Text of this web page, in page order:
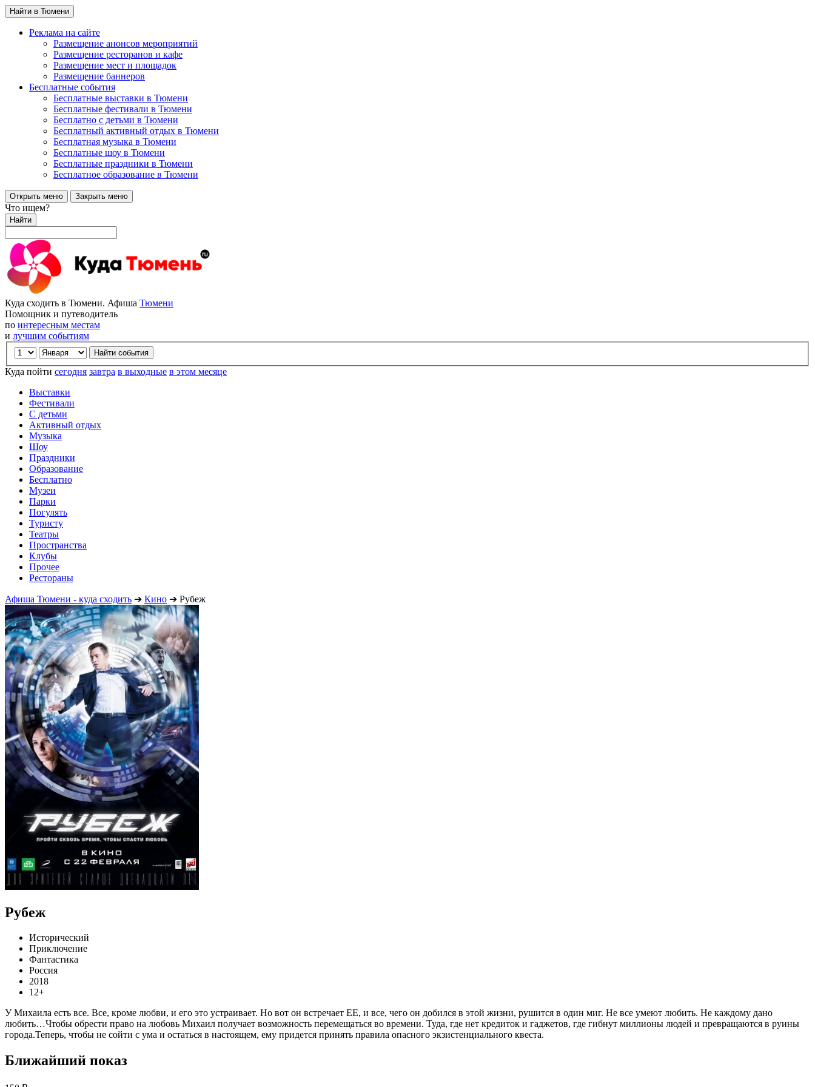
Найти в Тюмени
Реклама на сайте
Размещение анонсов мероприятий
Размещение ресторанов и кафе
Размещение мест и площадок
Размещение баннеров
Бесплатные события
Бесплатные выставки в Тюмени
Бесплатные фестивали в Тюмени
Бесплатно с детьми в Тюмени
Бесплатный активный отдых в Тюмени
Бесплатная музыка в Тюмени
Бесплатные шоу в Тюмени
Бесплатные праздники в Тюмени
Бесплатное образование в Тюмени
Открыть меню Закрыть меню
Что ищем?
Найти
Куда сходить в Тюмени. Афиша Тюмени
Помощник и путеводитель
по интересным местам
и лучшим событиям
Куда пойти сегодня завтра в выходные в этом месяце
Выставки
Фестивали
С детьми
Активный отдых
Музыка
Шоу
Праздники
Образование
Бесплатно
Музеи
Парки
Погулять
Туристу
Театры
Пространства
Клубы
Прочее
Рестораны
Афиша Тюмени - куда сходить ➔ Кино ➔ Рубеж
Рубеж
Исторический
Приключение
Фантастика
Россия
2018
12+
У Михаила есть все. Все, кроме любви, и его это устраивает. Но вот он встречает ЕЕ, и все, чего он добился в этой жизни, рушится в один миг. Не все умеют любить. Не каждому дано
любить…Чтобы обрести право на любовь Михаил получает возможность перемещаться во времени. Туда, где нет кредиток и гаджетов, где гибнут миллионы людей и превращаются в руины
города.Теперь, чтобы не сойти с ума и остаться в настоящем, ему придется принять правила опасного экзистенциального квеста.
Ближайший показ